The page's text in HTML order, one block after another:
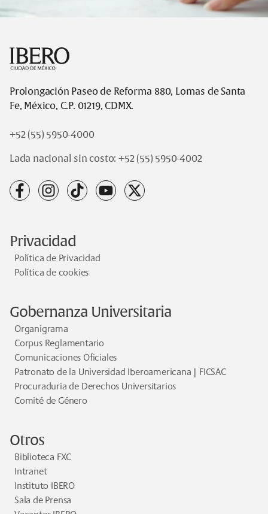
Prolongación Paseo de Reforma 880, Lomas de Santa
Fe, México, C.P. 01219, CDMX.
+52 (55) 5950-4000
Lada nacional sin costo: +52 (55) 5950-4002
facebookinstagram
tiktok youtube
x
Privacidad
Política de Privacidad
Política de cookies
Gobernanza Universitaria
Organigrama
Corpus Reglamentario
Comunicaciones Oficiales
Patronato de la Universidad Iberoamericana | FICSAC
Procuraduría de Derechos Universitarios
Comité de Género
Otros
Biblioteca FXC
Intranet
Instituto IBERO
Sala de Prensa